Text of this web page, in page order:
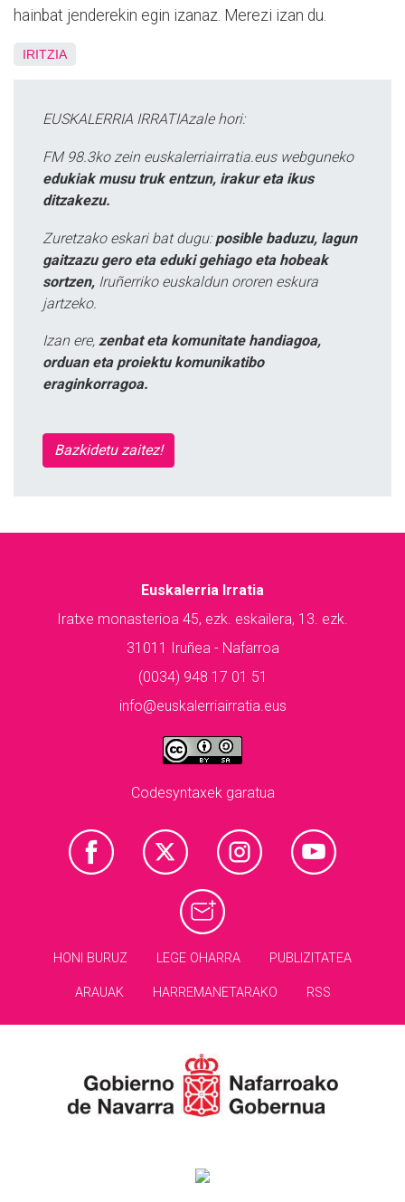
hainbat jenderekin egin izanaz. Merezi izan du.
IRITZIA
EUSKALERRIA IRRATIAzale hori:
FM 98.3ko zein euskalerriairratia.eus webguneko
edukiak musu truk entzun, irakur eta ikus
ditzakezu.
Zuretzako eskari bat dugu: posible baduzu, lagun
gaitzazu gero eta eduki gehiago eta hobeak
sortzen, Iruñerriko euskaldun ororen eskura
jartzeko.
Izan ere, zenbat eta komunitate handiagoa,
orduan eta proiektu komunikatibo
eraginkorragoa.
Bazkidetu zaitez!
Euskalerria Irratia
Iratxe monasterioa 45, ezk. eskailera, 13. ezk.
31011 Iruñea - Nafarroa
(0034) 948 17 01 51
info@euskalerriairratia.eus
Codesyntaxek garatua
HONI BURUZ LEGE OHARRA PUBLIZITATEA
ARAUAK HARREMANETARAKO RSS